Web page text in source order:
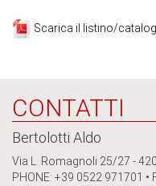
Scarica il listino/
CONTATTI
Bertolotti Aldo
Via L. Romagnoli 25/27 -
PHONE: +39 0522 971701 •